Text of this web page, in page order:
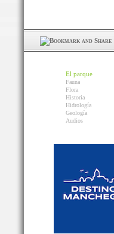
El parque
Fauna
Flora
Historia
Hidrología
Geología
Audios